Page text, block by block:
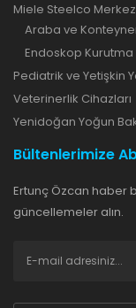
Miele Steelco
Araba ve
Endoskop
Pediatrik ve Yetişkin
Veterinerlik Cihazları
Yenidoğan Yoğun
Bültenlerimize
Ertunç Özcan haber
güncellemeler alın.